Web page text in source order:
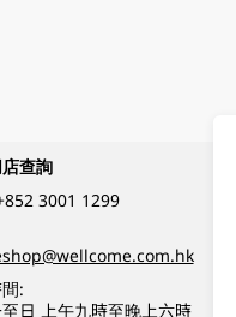
查詢
3001 1299
:
日 上午九時至晚上六時